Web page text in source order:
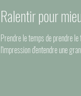
Ralentir pour
Prendre le temps de prendre
l'impression d'entendre une